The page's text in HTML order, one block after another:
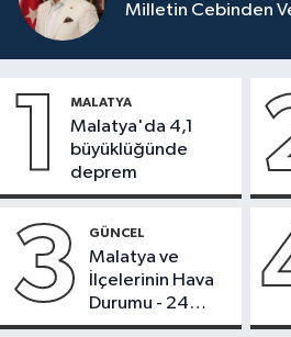
Milletin Cebinden
1 MALATYA
Malatya'da 4,1
büyüklüğünde
deprem
3 GÜNCEL
Malatya ve
İlçelerinin Hava
Durumu - 24
Temmuz 2026